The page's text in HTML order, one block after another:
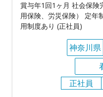
賞与年1回1ヶ月 社会保険
用保険、労災保険） 定年
用制度あり (正社員)
神奈川県
正社員